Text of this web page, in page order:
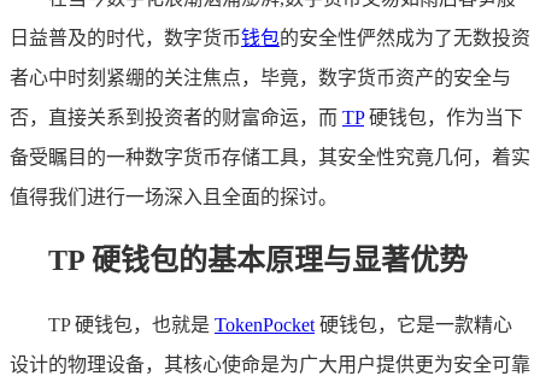
日益普及的时代，数字货币钱包的安全性俨然成为了无数投资
者心中时刻紧绷的关注焦点，毕竟，数字货币资产的安全与
否，直接关系到投资者的财富命运，而 TP硬钱包，作为当下
备受瞩目的一种数字货币存储工具，其安全性究竟几何，着实
值得我们进行一场深入且全面的探讨。
TP 硬钱包的基本原理与显著优势
TP 硬钱包，也就是 TokenPocket 硬钱包，它是一款精心
设计的物理设备，其核心使命是为广大用户提供更为安全可靠